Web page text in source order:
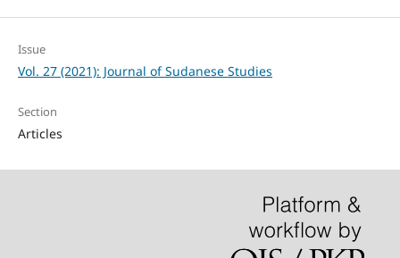
Issue
Vol. 27 (2021): Journal of Sudanese Studies
Section
Articles